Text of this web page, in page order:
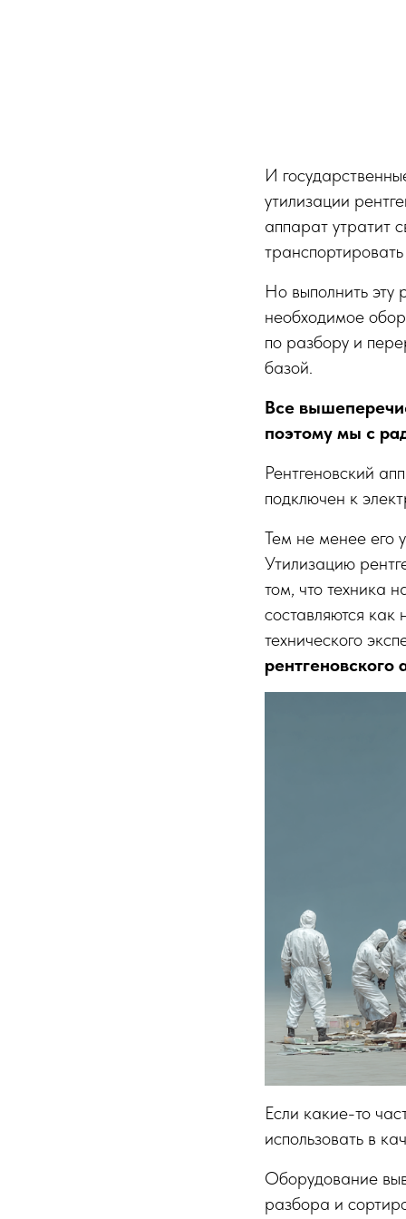
И
утилизации
аппарат утратит
Но выполнить эту
необходимое
по разбору и
базой.
Все
поэтому мы с
Рентгеновский
подключен к
Тем не менее его
Утилизацию
том, что техника
составляются
технического
рентгеновского
Если какие-то
использовать в
Оборудование
разбора и